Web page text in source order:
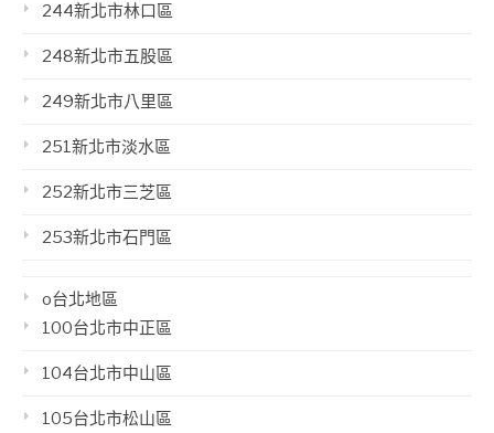
244新北市林口區
248新北市五股區
249新北市八里區
251新北市淡水區
252新北市三芝區
253新北市石門區
o台北地區
100台北市中正區
104台北市中山區
105台北市松山區